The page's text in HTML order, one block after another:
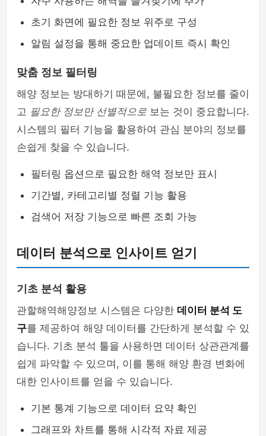
초기 화면에 필요한 정보 위주로 구성
알림 설정을 통해 중요한 업데이트 즉시 확인
맞춤 정보 필터링
해양 정보는 방대하기 때문에, 불필요한 정보를 줄이
고 필요한 정보만 선별적으로 보는 것이 중요합니다.
시스템의 필터 기능을 활용하여 관심 분야의 정보를
손쉽게 찾을 수 있습니다.
필터링 옵션으로 필요한 해역 정보만 표시
기간별, 카테고리별 정렬 기능 활용
검색어 저장 기능으로 빠른 조회 가능
데이터 분석으로 인사이트 얻기
기초 분석 활용
관할해역해양정보 시스템은 다양한 데이터 분석 도
구를 제공하여 해양 데이터를 간단하게 분석할 수 있
습니다. 기초 분석 툴을 사용하면 데이터 상관관계를
쉽게 파악할 수 있으며, 이를 통해 해양 환경 변화에
대한 인사이트를 얻을 수 있습니다.
기본 통계 기능으로 데이터 요약 확인
그래프와 차트를 통해 시각적 자료 제공